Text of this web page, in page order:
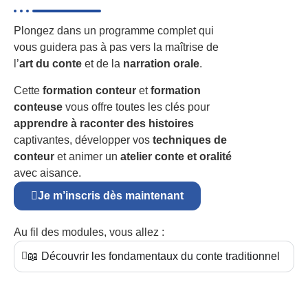
Plongez dans un programme complet qui
vous guidera pas à pas vers la maîtrise de
l’art du conte et de la narration orale.
Cette formation conteur etformation
conteuse vous offre toutes les clés pour
apprendre à raconter des histoires
captivantes, développer vos techniques de
conteur et animer un atelier conte et oralité
avec aisance.
Je m’inscris dès maintenant
Au fil des modules, vous allez :
📖 Découvrir les fondamentaux du conte traditionnel